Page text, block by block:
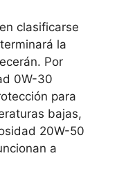
clasificarse
la
Por
0W-30
para
bajas,
20W-50
a